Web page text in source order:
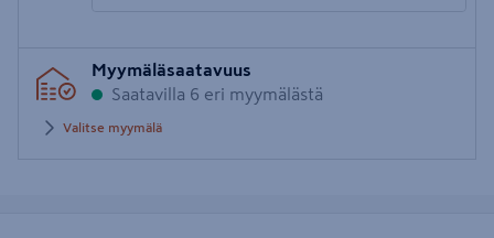
postinumero
Myymäläsaatavuus
Saatavilla 6 eri myymälästä
Valitse myymälä